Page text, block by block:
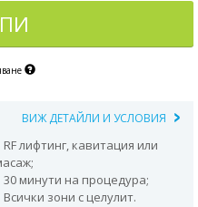
ВИЖ ДЕТАЙЛИ И УСЛОВИЯ
RF лифтинг, кавитация или
30 минути на процедура;
Всички зони с целулит.